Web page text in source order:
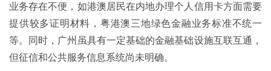
业务存在不便，如港澳居民在内地办理个人信用卡方面需要
提供较多证明材料，粤港澳三地绿色金融业务标准不统一
等。同时，广州虽具有一定基础的金融基础设施互联互通，
但征信和公共服务信息系统尚未明确。